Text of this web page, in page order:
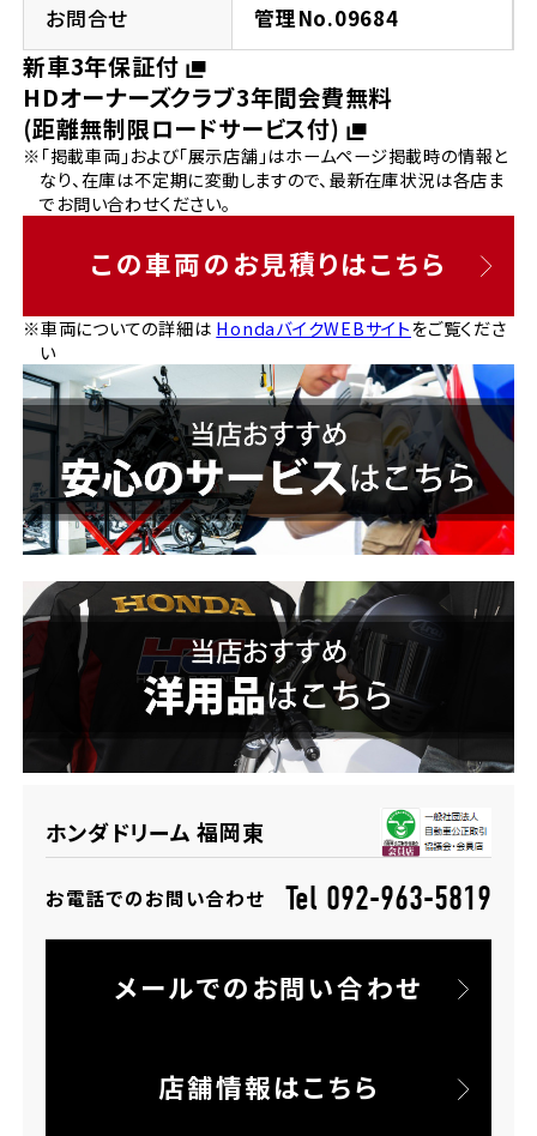
お問合せ 管理No.09684
新車3年保証付
HDオーナーズクラブ3年間会費無料
(距離無制限ロードサービス付)
※「掲載車両」および「展示店舗」はホームページ掲載時の情報と
なり、在庫は不定期に変動しますので、最新在庫状況は各店ま
でお問い合わせください。
この車両のお見積りはこちら
※車両についての詳細は HondaバイクWEBサイトをご覧くださ
い
ホンダドリーム 福岡東
お電話でのお問い合わせ Tel 092-963-5819
メールでのお問い合わせ
店舗情報はこちら
神奈川県
ホンダドリーム 磯子
ホンダドリーム 横浜都筑
ホンダドリーム 横浜緑
千葉県
ホンダドリーム 船橋
ホンダドリーム 松戸
ホンダドリーム 蘇我
埼玉県
ホンダドリーム 所沢
ホンダドリーム 大宮
岐阜県
ホンダドリーム 岐阜
ホンダドリーム 京都北山
兵庫県
ホンダドリーム 神戸灘
ホンダドリーム 尼崎
ホンダドリーム 姫路
ホンダドリーム 西宮甲子園
奈良県
ホンダドリーム 奈良
香川県
ホンダドリーム 高松
高知県